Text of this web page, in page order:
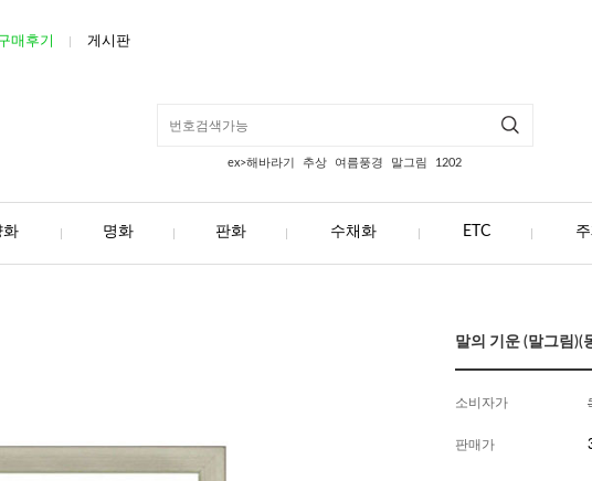
매후기 게시판
ex>해바라기 추상 여름풍경 말그림 1202
화 명화 판화 수채화 ETC
말의 기운 (말그림
소비자가
판매가